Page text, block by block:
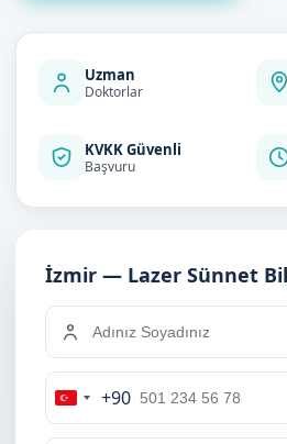
Uzman
Doktorlar
KVKK Güvenli
Başvuru
İzmir — Lazer Sünnet
Turkey
+90
+90